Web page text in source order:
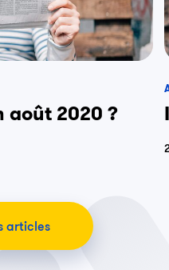
août 2020 ?
articles